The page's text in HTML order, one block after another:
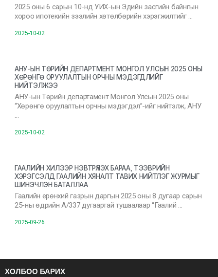
2025 оны 6 сарын 10-нд УИХ-ын Эдийн засгийн байнгын
хороо ипотекийн зээлийн хөтөлбөрийн хэрэгжилтийг …
2025-10-02
АНУ-ЫН ТӨРИЙН ДЕПАРТМЕНТ МОНГОЛ УЛСЫН 2025 ОНЫ
ХӨРӨНГӨ ОРУУЛАЛТЫН ОРЧНЫ МЭДЭГДЛИЙГ
НИЙТЭЛЖЭЭ
АНУ-ын Төрийн департамент Монгол Улсын 2025 оны
“Хөрөнгө оруулалтын орчны мэдэгдэл”-ийг нийтэлж, АНУ
…
2025-10-02
ГААЛИЙН ХИЛЭЭР НЭВТРҮҮЛЭХ БАРАА, ТЭЭВРИЙН
ХЭРЭГСЭЛД ГААЛИЙН ХЯНАЛТ ТАВИХ НИЙТЛЭГ ЖУРМЫГ
ШИНЭЧЛЭН БАТАЛЛАА
Гаалийн ерөнхий газрын даргын 2025 оны 8 дугаар сарын
25-ны өдрийн А/337 дугаартай тушаалаар “Гаалий …
2025-09-26
ХОЛБОО БАРИХ